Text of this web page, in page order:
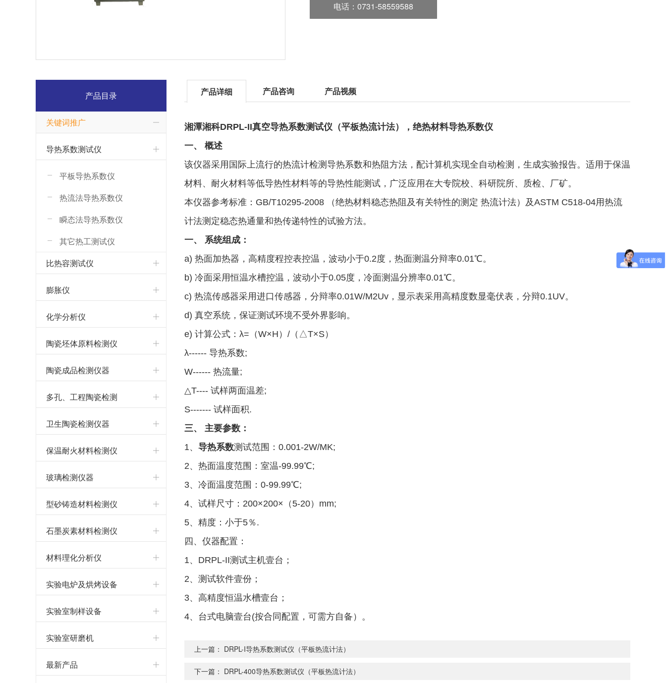
电话 ：0731-58559588
产品目录
关键词推广
导热系数测试仪
平板导热系数仪
热流法导热系数仪
瞬态法导热系数仪
其它热工测试仪
比热容测试仪
膨胀仪
化学分析仪
陶瓷坯体原料检测仪
器
陶瓷成品检测仪器
多孔、工程陶瓷检测
仪器
卫生陶瓷检测仪器
保温耐火材料检测仪
器
玻璃检测仪器
型砂铸造材料检测仪
器
石墨炭素材料检测仪
器
材料理化分析仪
实验电炉及烘烤设备
实验室制样设备
实验室研磨机
最新产品
产品详细 产品咨询 产品视频
湘潭湘科DRPL-II真空导热系数测试仪（平板热流计法），绝热材料导热系数仪
一、 概述
该仪器采用国际上流行的热流计检测导热系数和热阻方法，配计算机实现全自动检测，生成实验报告。适用于保温
材料、耐火材料等低导热性材料等的导热性能测试，广泛应用在大专院校、科研院所、质检、厂矿。
本仪器参考标准：GB/T10295-2008 （绝热材料稳态热阻及有关特性的测定 热流计法）及ASTM C518-04用热流
计法测定稳态热通量和热传递特性的试验方法。
一、 系统组成：
a) 热面加热器，高精度程控表控温，波动小于0.2度，热面测温分辩率0.01℃。
b) 冷面采用恒温水槽控温，波动小于0.05度，冷面测温分辨率0.01℃。
c) 热流传感器采用进口传感器，分辩率0.01W/M2Uv，显示表采用高精度数显毫伏表，分辩0.1UV。
d) 真空系统，保证测试环境不受外界影响。
e) 计算公式：λ=（W×H）/（△T×S）
λ------ 导热系数;
W------ 热流量;
△T---- 试样两面温差;
S------- 试样面积.
三、 主要参数：
1、 导热系数测试范围：0.001-2W/MK;
2、热面温度范围：室温-99.99℃;
3、冷面温度范围：0-99.99℃;
4、试样尺寸：200×200×（5-20）mm;
5、精度：小于5％.
四、仪器配置：
1、DRPL-II测试主机壹台；
2、测试软件壹份；
3、高精度恒温水槽壹台；
4、台式电脑壹台(按合同配置，可需方自备）。
上一篇： DRPL-I导热系数测试仪（平板热流计法）
下一篇： DRPL-400导热系数测试仪（平板热流计法）